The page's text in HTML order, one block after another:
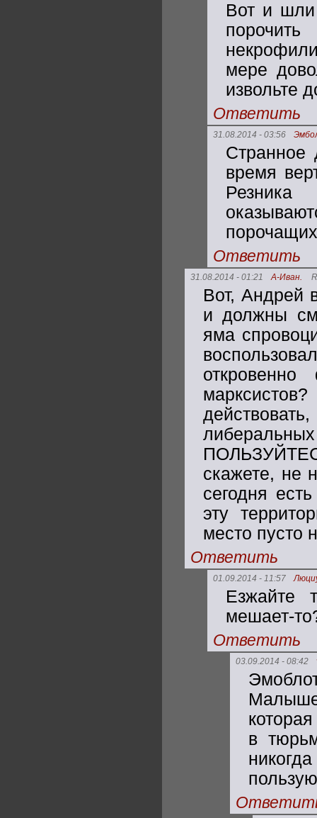
Вот и шли
мере
извольте
Ответить
31.08.2014 - 03:56
время
Ответить
31.08.2014 - 01:21 А-Иван.
Вот, Андрей
и должны
яма
скажете, не
сегодня
эту
место пусто
Ответить
01.09.2014 - 11:57
Езжайте
мешает-
Ответить
03.09.2014 - 08:42
в